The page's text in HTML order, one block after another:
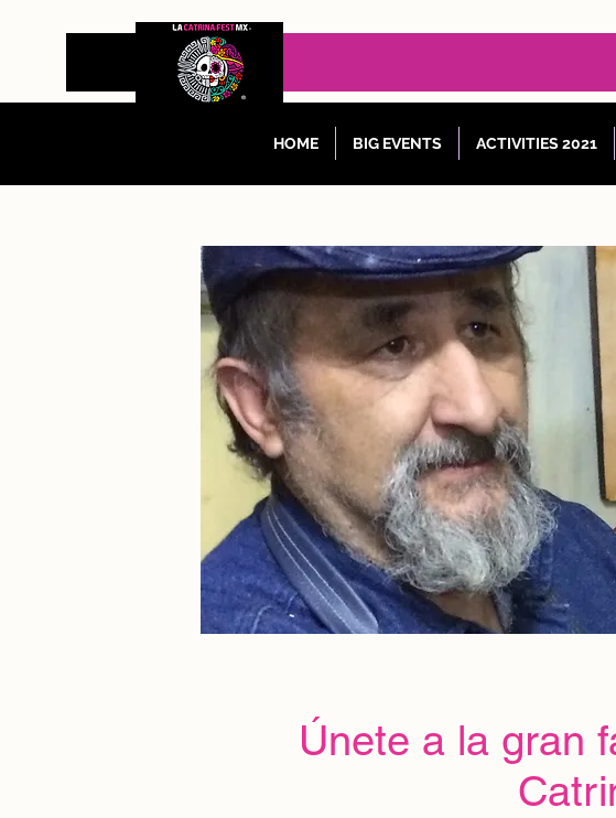
HOME BIG EVENTS ACTIVITIES 2021
Únete a la gran